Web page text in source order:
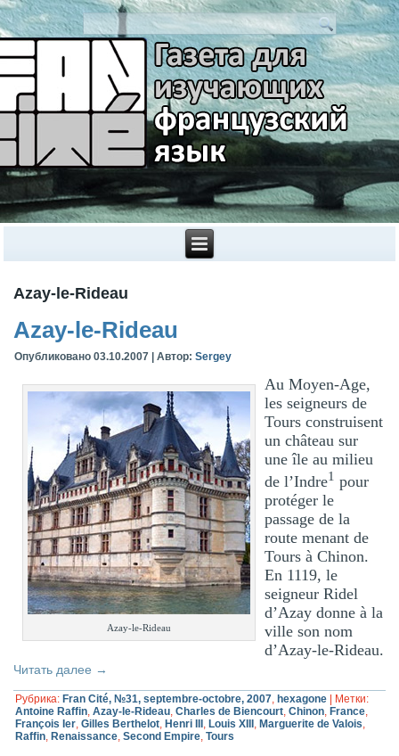
Azay-le-Rideau
Azay-le-Rideau
Опубликовано 03.10.2007 |Автор: Sergey
Azay-le-Rideau
Au Moyen-Age,
les seigneurs de
Tours construisent
un château sur
une île au milieu
de l’Indre1 pour
protéger le
passage de la
route menant de
Tours à Chinon.
En 1119, le
seigneur Ridel
d’Azay donne à la
ville son nom
d’Azay-le-Rideau.
Читать далее →
Рубрика: Fran Cité, №31, septembre-octobre, 2007, hexagone
Метки:
Antoine Raffin,Azay-le-Rideau,Charles de Biencourt,Chinon, France,
François Ier,Gilles Berthelot, Henri III , Louis XIII , Marguerite de Valois,
Raffin, Renaissance,Second Empire,Tours